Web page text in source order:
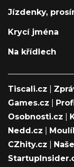
Jízdenky,
Krycí jména
Na křídlech
Tiscali.cz
Games.cz
Osobnosti.cz
Nedd.cz
CZhity.cz